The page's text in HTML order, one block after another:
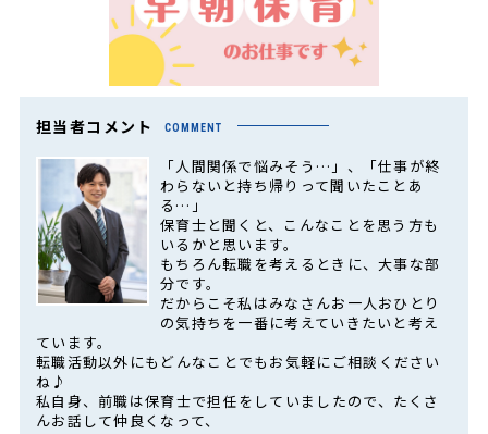
担当者コメント COMMENT
「人間関係で悩みそう…」、「仕事が終
わらないと持ち帰りって聞いたことあ
る…」
保育士と聞くと、こんなことを思う方も
いるかと思います。
もちろん転職を考えるときに、大事な部
分です。
だからこそ私はみなさんお一人おひとり
の気持ちを一番に考えていきたいと考え
ています。
転職活動以外にもどんなことでもお気軽にご相談ください
ね♪
私自身、前職は保育士で担任をしていましたので、たくさ
んお話して仲良くなって、